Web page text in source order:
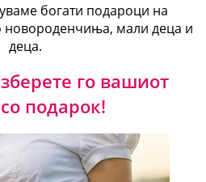
богати подароци на
новороденчиња, мали деца и
деца.
го вашиот
подарок!